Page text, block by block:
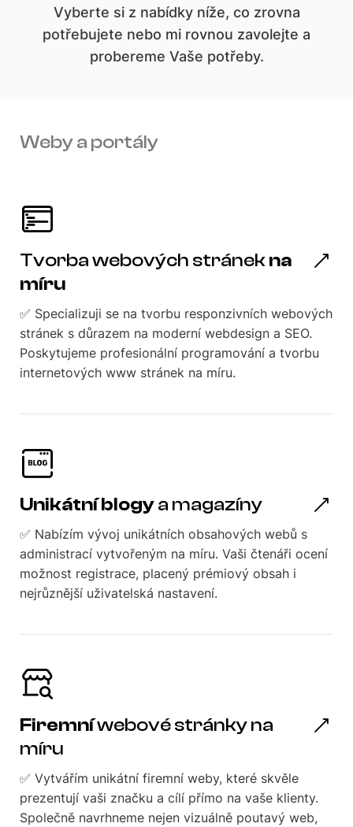
Vyberte si z nabídky níže, co zrovna
potřebujete nebo mi rovnou zavolejte a
probereme Vaše potřeby.
Weby a portály
Tvorba webových stránekna
míru
✅ Specializuji se na tvorbu responzivních webových
stránek s důrazem na moderní webdesign a SEO.
Poskytujeme profesionální programování a tvorbu
internetových www stránek na míru.
Unikátní blogya magazíny
✅ Nabízím vývoj unikátních obsahových webů s
administrací vytvořeným na míru. Vaši čtenáři ocení
možnost registrace, placený prémiový obsah i
nejrůznější uživatelská nastavení.
Firemníwebové stránky na
míru
✅ Vytvářím unikátní firemní weby, které skvěle
prezentují vaši značku a cílí přímo na vaše klienty.
Společně navrhneme nejen vizuálně poutavý web,